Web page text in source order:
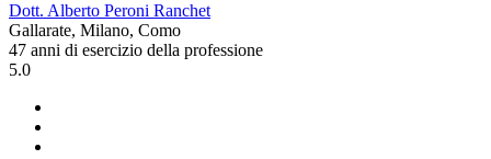
Dott. Alberto Peroni Ranchet
Gallarate, Milano, Como
47 anni di esercizio della professione
5.0